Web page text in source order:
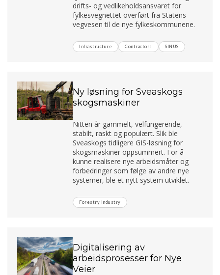
drifts- og vedlikeholdsansvaret for
fylkesvegnettet overført fra Statens
vegvesen til de nye fylkeskommunene.
Infrastructure Contractors SINUS
Ny løsning for Sveaskogs
skogsmaskiner
Nitten år gammelt, velfungerende,
stabilt, raskt og populært. Slik ble
Sveaskogs tidligere GIS-løsning for
skogsmaskiner oppsummert. For å
kunne realisere nye arbeidsmåter og
forbedringer som følge av andre nye
systemer, ble et nytt system utviklet.
Forestry Industry
Digitalisering av
arbeidsprosesser for Nye
Veier